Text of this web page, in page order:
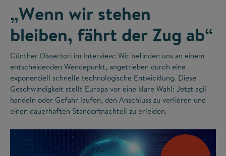
„Wenn wir stehen
bleiben, fährt der Zug ab“
Günther Dissertori im Interview: Wir befinden uns an einem
entscheidenden Wendepunkt, angetrieben durch eine
exponentiell schnelle technologische Entwicklung. Diese
Geschwindigkeit stellt Europa vor eine klare Wahl: Jetzt agil
handeln oder Gefahr laufen, den Anschluss zu verlieren und
einen dauerhaften Standortnachteil zu erleiden.